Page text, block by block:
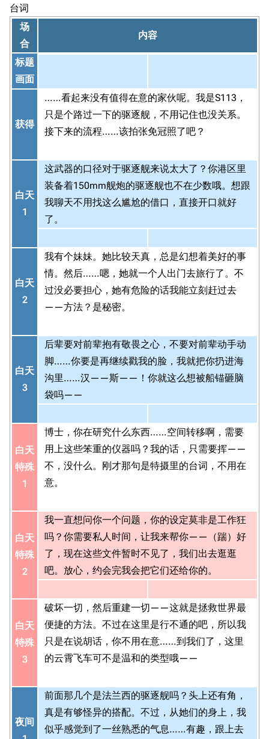
台词
场
合
内容
标题
画面
获得
……看起来没有值得在意的家伙呢。我是S113，
只是个路过一下的驱逐舰，不用记住也没关系。
接下来的流程……该拍张免冠照了吧？
白天
1
这武器的口径对于驱逐舰来说太大了？你港区里
装备着150mm舰炮的驱逐舰也不在少数哦。想跟
我聊天不用找这么尴尬的借口，直接开口就好
了。
白天
2
我有个妹妹。她比较天真，总是幻想着美好的事
情。然后……嗯，她就一个人出门去旅行了。不
过没必要担心，她有危险的话我能立刻赶过去
——方法？是秘密。
白天
3
后辈要对前辈抱有敬畏之心，不要对前辈动手动
脚……你要是再继续戳我的脸，我就把你扔进海
沟里……汉——斯——！你就这么想被船锚砸脑
袋吗——
白天
特殊
1
博士，你在研究什么东西……空间转移啊，需要
用上这些笨重的仪器吗？我的话，只需要挥——
不，没什么。刚才那句是特摄里的台词，不用在
意。
白天
特殊
2
我一直想问你一个问题，你的设定莫非是工作狂
吗？你需要私人时间，让我来帮你——（踹）好
了，现在这些文件暂时不见了，我们出去逛逛
吧。放心，约会完我会把它们还给你的。
白天
特殊
3
破坏一切，然后重建一切——这就是拯救世界最
便捷的方法。不过在这里是行不通的吧，所以我
只是在说胡话，你不用在意……到我们了，这里
的云霄飞车可不是温和的类型哦——
夜间
前面那几个是法兰西的驱逐舰吗？头上还有角，
真是有够怪异的搭配。不过，从她们的身上，我
似乎感觉到了一丝熟悉的气息……有趣，跟上去